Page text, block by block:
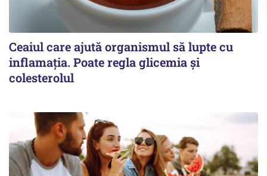
Ceaiul care ajută organismul să lupte cu
inflamația. Poate regla glicemia și
colesterolul